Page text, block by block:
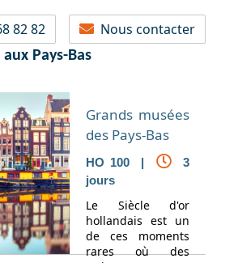
82 82 Nous contacter
Pays-Bas
Grands musées
des Pays-Bas
HO 100 |
3
jours
Le Siècle d'or
hollandais est un
de ces moments
rares où des